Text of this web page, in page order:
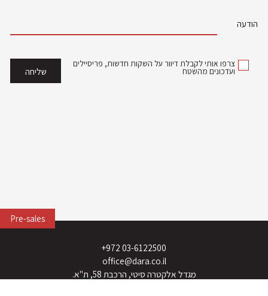
Pre-sales
הודעה
צרפו אותי לקבלת דיוור על השקות חדשות, פריסיילים
ועדכונים מהשטח
03-6122500 972+
office@dara.co.il
מגדל אלקטרה סיטי, הרכבת 58, ת"א.